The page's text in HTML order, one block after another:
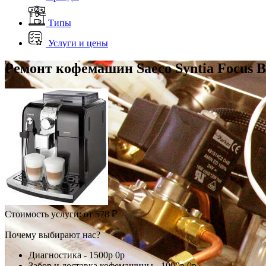
Типы
Услуги и цены
Ремонт кофемашин Saeco Syntia Focus
Стоимость услуги:от 578 ₽
Почему выбирают нас?
Диагностика - 1500р 0р